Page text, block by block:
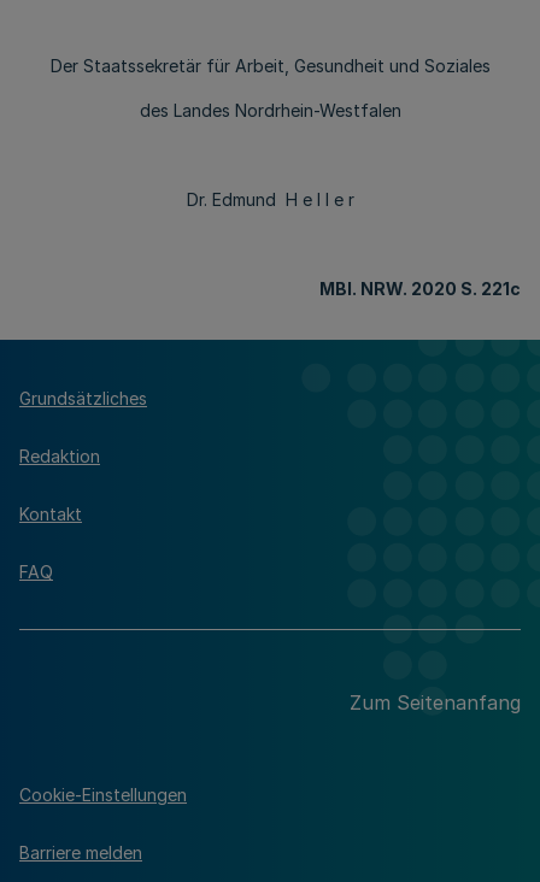
Der Staatssekretär für Arbeit, Gesundheit und Soziales
des Landes Nordrhein-Westfalen
Dr. Edmund H e l l e r
MBl. NRW. 2020 S. 221c
Grundsätzliches
Redaktion
Kontakt
FAQ
Zum Seitenanfang
Cookie-Einstellungen
Barriere melden